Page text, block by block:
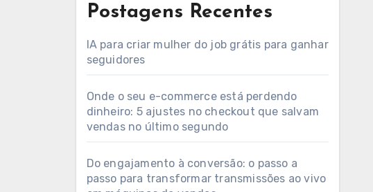
Postagens Recentes
IA para criar mulher do job grátis para ganhar
seguidores
Onde o seu e-commerce está perdendo
dinheiro: 5 ajustes no checkout que salvam
vendas no último segundo
Do engajamento à conversão: o passo a
passo para transformar transmissões ao vivo